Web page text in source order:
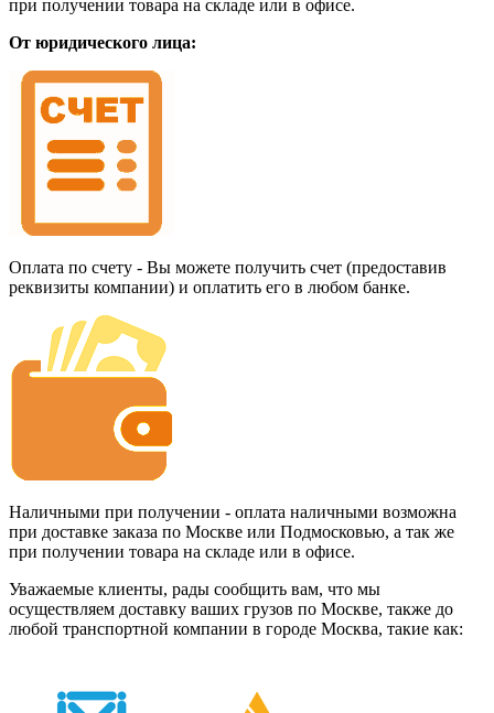
при получении товара на складе или в офисе.
От юридического лица:
Оплата по счету - Вы можете получить счет (предоставив
реквизиты компании) и оплатить его в любом банке.
Наличными при получении - оплата наличными возможна
при доставке заказа по Москве или Подмосковью, а так же
при получении товара на складе или в офисе.
Уважаемые клиенты, рады сообщить вам, что мы
осуществляем доставку ваших грузов по Москве, также до
любой транспортной компании в городе Москва, такие как: